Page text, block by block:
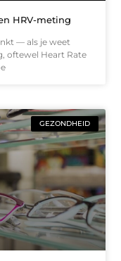
HRV-meting
— als je weet
oftewel Heart Rate
GEZONDHEID